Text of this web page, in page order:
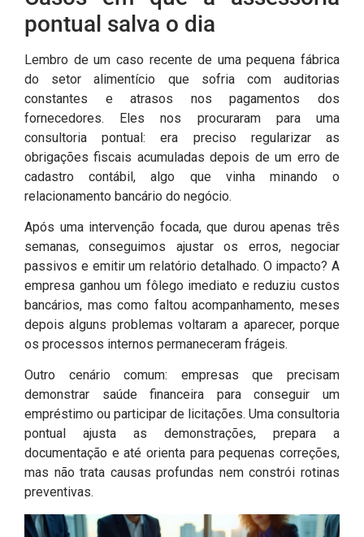
pontual salva o dia
Lembro de um caso recente de uma pequena fábrica
do setor alimentício que sofria com auditorias
constantes e atrasos nos pagamentos dos
fornecedores. Eles nos procuraram para uma
consultoria pontual: era preciso regularizar as
obrigações fiscais acumuladas depois de um erro de
cadastro contábil, algo que vinha minando o
relacionamento bancário do negócio.
Após uma intervenção focada, que durou apenas três
semanas, conseguimos ajustar os erros, negociar
passivos e emitir um relatório detalhado. O impacto? A
empresa ganhou um fôlego imediato e reduziu custos
bancários, mas como faltou acompanhamento, meses
depois alguns problemas voltaram a aparecer, porque
os processos internos permaneceram frágeis.
Outro cenário comum: empresas que precisam
demonstrar saúde financeira para conseguir um
empréstimo ou participar de licitações. Uma consultoria
pontual ajusta as demonstrações, prepara a
documentação e até orienta para pequenas correções,
mas não trata causas profundas nem constrói rotinas
preventivas.